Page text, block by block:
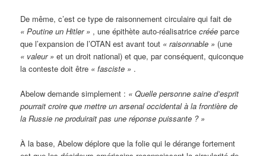
De même, c’est ce type de raisonnement circulaire qui fait de
« Poutine un Hitler » , une épithète auto-réalisatricecréée parce
que l’expansion de l’OTAN est avant tout « raisonnable » (une
« valeur » et un droit national) et que, par conséquent, quiconque
la conteste doit être « fasciste » .
Abelow demande simplement : « Quelle personne saine d’esprit
pourrait croire que mettre un arsenal occidental à la frontière de
la Russie ne produirait pas une réponse puissante ? »
À la base, Abelow déplore que la folie qui le dérange fortement